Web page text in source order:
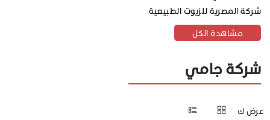
شركة المصرية للزيوت الطبيعية
مشاهدة الكل
شركة جامي
عرض ك